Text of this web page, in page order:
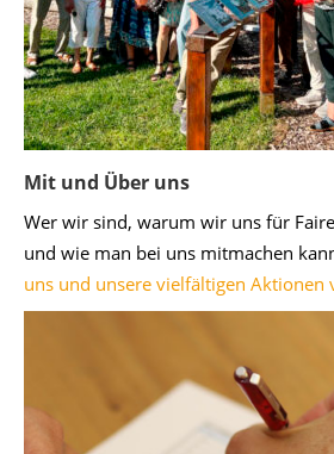
Mit und Über uns
Wer wir sind, warum wir uns für
und wie man bei uns mitmachen
uns und unsere vielfältigen Aktionen